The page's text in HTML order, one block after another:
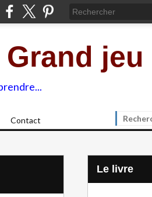
jeu
Contact
Le livre